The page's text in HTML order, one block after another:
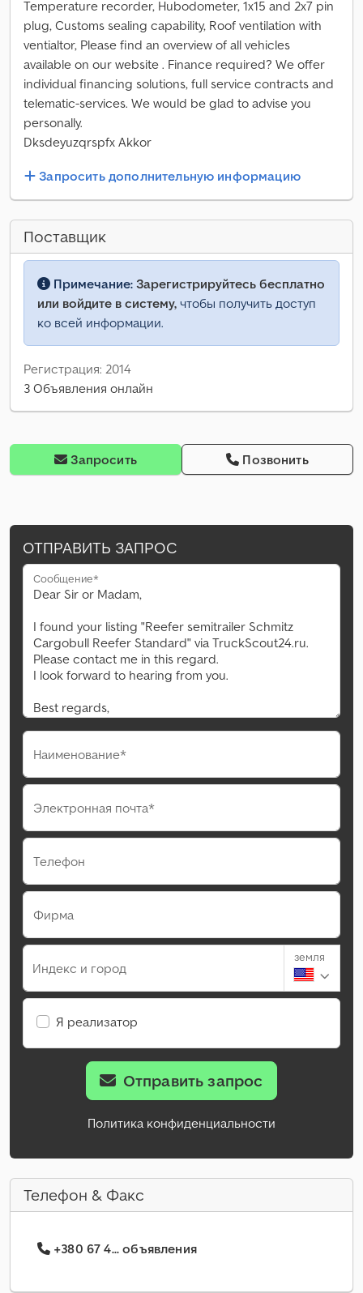
Temperature recorder, Hubodometer, 1x15 and 2x7 pin
plug, Customs sealing capability, Roof ventilation with
ventialtor, Please find an overview of all vehicles
available on our website . Finance required? We offer
individual financing solutions, full service contracts and
telematic-services. We would be glad to advise you
personally.
Dksdeyuzqrspfx Akkor
Запросить дополнительную информацию
Поставщик
Примечание: Зарегистрируйтесь бесплатно
или войдите в систему, чтобы получить доступ
ко всей информации.
Регистрация: 2014
3 Объявления онлайн
Запросить Позвонить
ОТПРАВИТЬ ЗАПРОС
Сообщение*
Наименование*
Электронная почта*
Телефон
Фирма
Индекс и город
земля
Я реализатор
Отправить запрос
Политика конфиденциальности
Телефон & Факс
+380 67 4... объявления